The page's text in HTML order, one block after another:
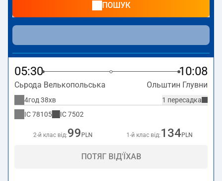
зазвичай довший час подорожі. Потяг завершує
маршрут на станції Olsztyn Główny.
ПОШУК
05:30 10:08
Сьрода Велькопольська Ольштин Глувни
1 пересадка
4год 38хв
IC78105 IC7502
2-й клас від:99 PLN 1-й клас від: 134 PLN
ПОТЯГ ВІД'ЇХАВ